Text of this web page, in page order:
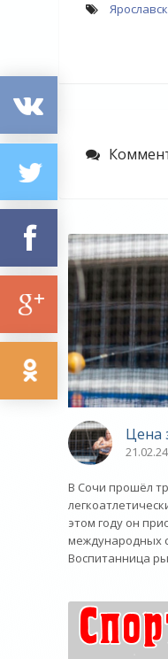
Цена
21.02.24
В Сочи прошёл
этом году он
международных
Воспитанница